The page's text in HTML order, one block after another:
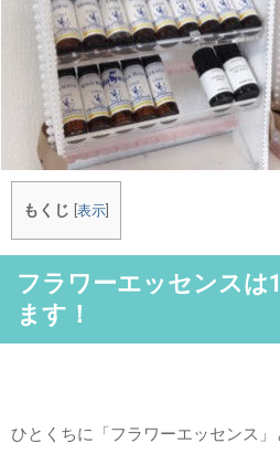
もくじ 表示
フラワーエッセンスは
ます！
ひとくちに「フラワーエッセンス」